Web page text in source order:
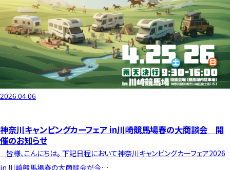
2026.04.06
神奈川キャンピングカーフェア in川崎競馬場春の大商談会 開
催のお知らせ
皆様、こんにちは。 下記日程において神奈川キャンピングカーフェア2026
in 川崎競馬場春の大商談会が今…